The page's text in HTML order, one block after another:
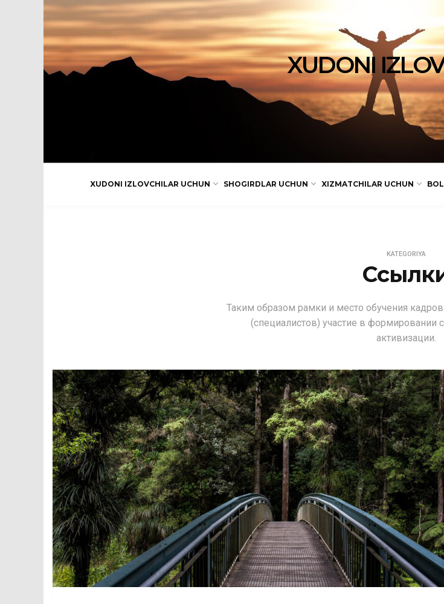
XUDONI
XUDONI IZLOVCHILAR UCHUN SHOGIRDLAR UCHUN XIZMATCHILAR UCHUN
KATEGORIYA
Таким образом рамки и место обучения
(специалистов) участие в формировании
активизации.